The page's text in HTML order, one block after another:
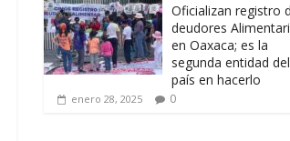
Oficializan registro
deudores
en Oaxaca; es la
segunda entidad del
país en hacerlo
enero 28, 2025 0